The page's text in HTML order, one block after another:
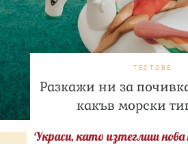
ТЕСТОВЕ
Разкажи ни за
какъв морски
Украси, като изтеглиш